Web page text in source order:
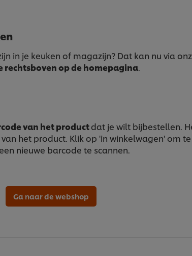
in je keuken of magazijn? Dat kan nu via
op de homepagina.
van het productdat je wilt bijbestellen.
het product. Klik op 'in winkelwagen' om
nieuwe barcode te scannen.
Ga naar de webshop